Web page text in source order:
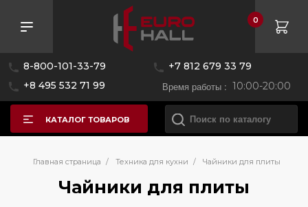
8-800-101-33-79
+7 812 679 33 79
+8 495 532 71 99
Время работы : 10:00-20:00
0
КАТАЛОГ ТОВАРОВ
Главная страница / Техника для кухни / Чайники для плиты
Чайники для плиты
Розничная цена
—
Бренд
Страна производитель